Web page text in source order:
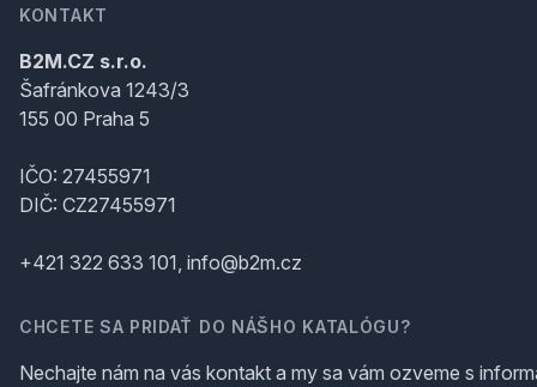
KONTAKT
B2M.CZ s.r.o.
Šafránkova 1243/3
155 00 Praha 5
IČO: 27455971
DIČ: CZ27455971
+421 322 633 101, info@b2m.cz
CHCETE SA PRIDAŤ DO NÁŠHO KATALÓGU?
Nechajte nám na vás kontakt a my sa vám ozveme s